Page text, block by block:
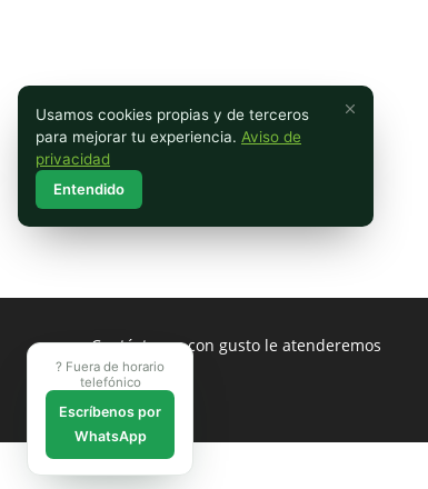
Contáctenos con gusto le atenderemos
? Fuera de horario
telefónico
Escríbenos por
WhatsApp
Usamos cookies propias y de terceros
para mejorar tu experiencia. Aviso de
privacidad
Entendido